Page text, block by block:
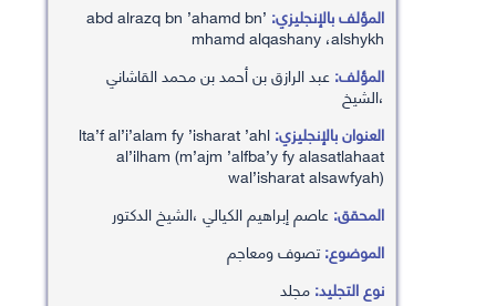
المؤلف بالإنجليزي: ’abd alrazq bn ’ahamd bn
mhamd alqashany ،alshykh
المؤلف:عبد الرازق بن أحمد بن محمد القاشاني
،الشيخ
العنوان بالإنجليزي:lta’f al’i’alam fy ’isharat ’ahl
al’ilham (m’ajm ’alfba’y fy alasatlahaat
wal’isharat alsawfyah)
المحقق:عاصم إبراهيم الكيالي ،الشيخ الدكتور
الموضوع:تصوف ومعاجم
نوع التجليد:مجلد